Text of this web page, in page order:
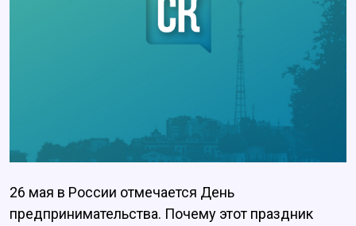
26 мая в России отмечается День
предпринимательства. Почему этот праздник